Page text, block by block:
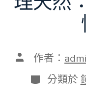
文 作者：
分
類
分類於